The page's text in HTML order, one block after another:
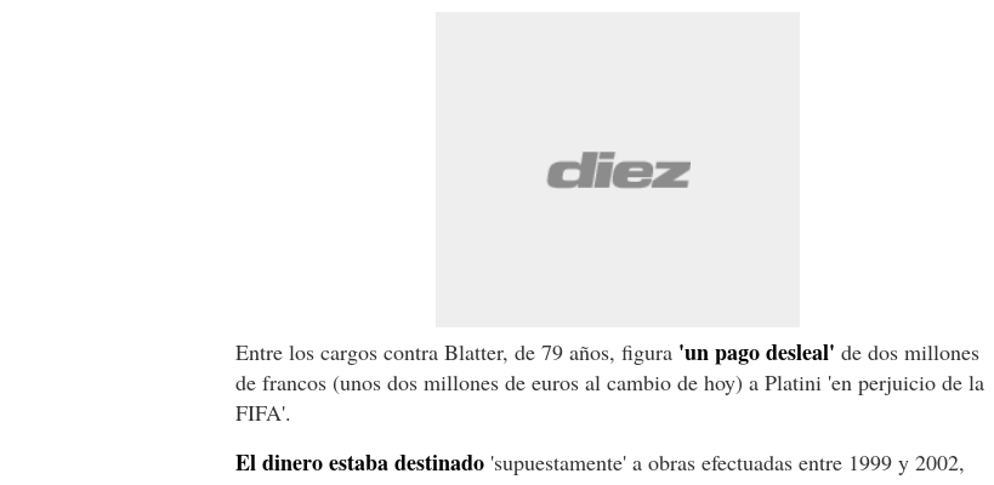
Entre los cargos contra Blatter, de 79 años, figura 'un pago desleal' de dos millones
de francos (unos dos millones de euros al cambio de hoy) a Platini 'en perjuicio de la
FIFA'.
El dinero estaba destinado 'supuestamente' a obras efectuadas entre 1999 y 2002,